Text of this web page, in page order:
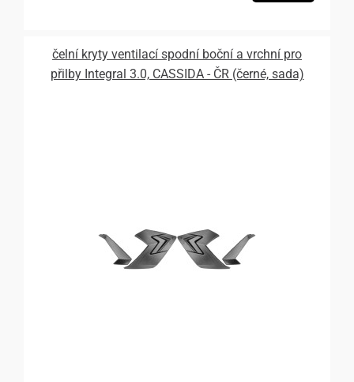
čelní kryty ventilací spodní boční a vrchní pro
přilby Integral 3.0, CASSIDA - ČR (černé, sada)